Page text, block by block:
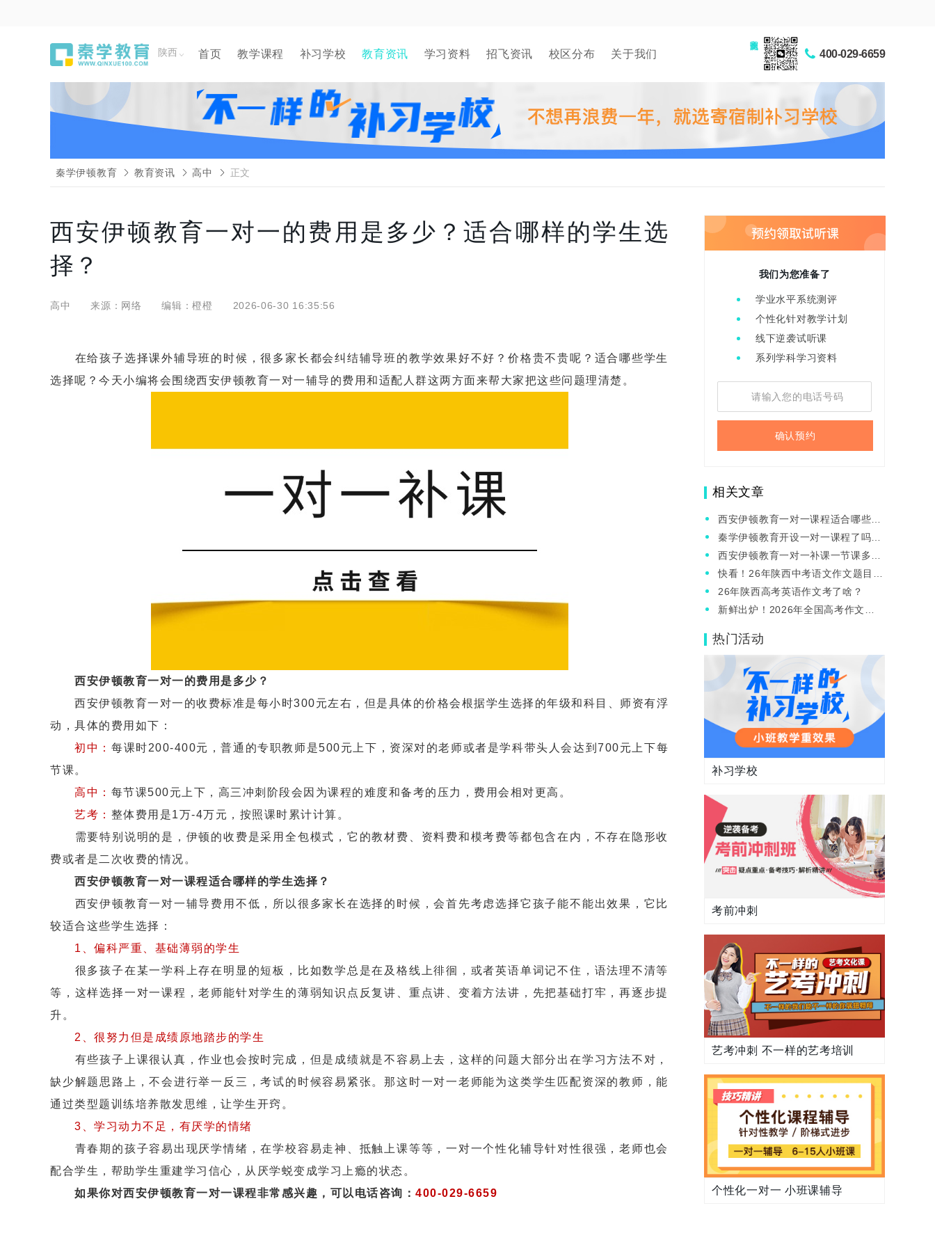
陕西 首页 教学课程 补习学校 教育资讯 学习资料 招飞资讯 校区分布 关于我们 400-029-6659
秦学伊顿教育 教育资讯 高中 正文
西安伊顿教育一对一的费用是多少？适合哪样的学生选
择？
高中 来源：网络 编辑：橙橙 2026-06-30 16:35:56
在给孩子选择课外辅导班的时候，很多家长都会纠结辅导班的教学效果好不好？价格贵不贵呢？适合哪些学生
选择呢？今天小编将会围绕西安伊顿教育一对一辅导的费用和适配人群这两方面来帮大家把这些问题理清楚。
西安伊顿教育一对一的费用是多少？
西安伊顿教育一对一的收费标准是每小时300元左右，但是具体的价格会根据学生选择的年级和科目、师资有浮
动，具体的费用如下：
初中： 每课时200-400元，普通的专职教师是500元上下，资深对的老师或者是学科带头人会达到700元上下每
节课。
高中： 每节课500元上下，高三冲刺阶段会因为课程的难度和备考的压力，费用会相对更高。
艺考： 整体费用是1万-4万元，按照课时累计计算。
需要特别说明的是，伊顿的收费是采用全包模式，它的教材费、资料费和模考费等都包含在内，不存在隐形收
费或者是二次收费的情况。
西安伊顿教育一对一课程适合哪样的学生选择？
西安伊顿教育一对一辅导费用不低，所以很多家长在选择的时候，会首先考虑选择它孩子能不能出效果，它比
较适合这些学生选择：
1、偏科严重、基础薄弱的学生
很多孩子在某一学科上存在明显的短板，比如数学总是在及格线上徘徊，或者英语单词记不住，语法理不清等
等，这样选择一对一课程，老师能针对学生的薄弱知识点反复讲、重点讲、变着方法讲，先把基础打牢，再逐步提
升。
2、很努力但是成绩原地踏步的学生
有些孩子上课很认真，作业也会按时完成，但是成绩就是不容易上去，这样的问题大部分出在学习方法不对，
缺少解题思路上，不会进行举一反三，考试的时候容易紧张。那这时一对一老师能为这类学生匹配资深的教师，能
通过类型题训练培养散发思维，让学生开窍。
3、学习动力不足，有厌学的情绪
青春期的孩子容易出现厌学情绪，在学校容易走神、抵触上课等等，一对一个性化辅导针对性很强，老师也会
配合学生，帮助学生重建学习信心，从厌学蜕变成学习上瘾的状态。
如果你对西安伊顿教育一对一课程非常感兴趣，可以电话咨询： 400-029-6659
我们为您准备了
学业水平系统测评
个性化针对教学计划
线下逆袭试听课
系列学科学习资料
确认预约
相关文章
西安伊顿教育一对一课程适合哪些学
生选？师资咋样？
秦学伊顿教育开设一对一课程了吗？
西安高中一对一课程有用吗？
西安伊顿教育一对一补课一节课多长
时间？费用是多少？
快看！26年陕西中考语文作文题目是
啥？
26年陕西高考英语作文考了啥？
新鲜出炉！2026年全国高考作文题
热门活动
补习学校
考前冲刺
艺考冲刺 不一样的艺考培训
个性化一对一 小班课辅导